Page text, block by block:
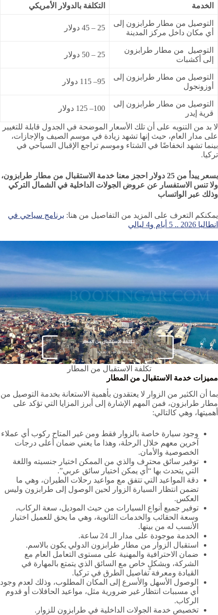
الخدمة التكلفة بالدولار الأمريكي
التوصيل من مطار طرابزون إلى
أي مكان داخل مركز المدينة
25 – 45 دولار
التوصيل من مطار طرابزون
إلى أكشبات
25 – 50 دولار
التوصيل من مطار طرابزون إلى
أوزونجول
95– 115 دولار
التوصيل من مطار طرابزون إلى
قرية إيدر
100– 125 دولار
لا بد من التنويه على أن تلك الأسعار الموضحة في الجدول قابلة للتغيير
على مدار العام، حيث إنها تشهد زيادة في موسم الصيف والإجازات،
بينما تشهد انخفاضًا في الشتاء وموسم تراجع الإقبال السياحي في
تركيا.
بسعر يبدأ من 25 دولار احجز معنا خدمة الاستقبال من مطار طرابزون،
ولا تنس الاستفسار عن عروض الجولات الداخلية في الشمال التركي
وذلك عبر الواتساب
يمكنكم التعرف على المزيد من التفاصيل من هنا: برنامج سياحي في
انطاليا 2026 .. 5 أيام و4 ليالي
تكلفة الاستقبال من المطار
مميزات خدمة الاستقبال من المطار
بما أن الكثير من الزوار لا يعتقدون بأهمية الاستعانة بخدمة التوصيل من
مطار طرابزون، فمن المهم الإشارة إلى أبرز المزايا التي تؤكد على
أهميتها، وهي كالتالي:
وجود سيارة خاصة بالزوار فقط ومن غير المتاح ركوب أي عملاء
آخرين معهم خلال الرحلة، وهذا ما يعني ضمان أعلى درجات
الخصوصية والأمان.
توفير سائق محترف والذي من الممكن اختيار جنسيته واللغة
التي يتحدث بها “أي يمكن اختيار سائق عربي”.
دقة المواعيد التي تتفق مع مواعيد رحلات الطيران، وهي ما
تضمن انتظار السيارة الزوار لحين الوصول إلى طرابزون وليس
العكس.
توفير جميع أنواع السيارات من حيث الموديل، سعة الركاب،
وسعة الحقائب والخدمات الثانوية، وهي ما يحق للعميل اختيار
الأنسب له من بينها.
الخدمة موجودة على مدار الـ 24 ساعة.
استقبال الزوار من مطار طرابزون الدولي يكون بالاسم.
ضمان الاحترافية والمهنية على مستوى التعامل العام مع
الشركة، وبشكلٍ خاص مع السائق الذي يتمتع بالمهارة في
القيادة ومعرفة تفاصيل الطرق في تركيا.
الوصول الأسهل والأسرع إلى المكان المطلوب، وذلك لعدم وجود
أي مسببات انتظار غير ضرورية مثل، مواعيد الحافلات أو قدوم
الركاب.
تخصيص خدمة الجولات الداخلية في طرابزون للزوار.